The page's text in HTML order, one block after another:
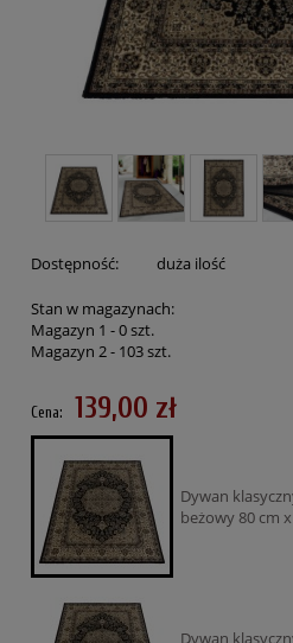
Dostępność: duża ilość
Stan w magazynach:
Magazyn 1 -0szt.
Magazyn 2 - 103szt.
Cena: 139,00 zł
Dywan
beżowy 80 cm